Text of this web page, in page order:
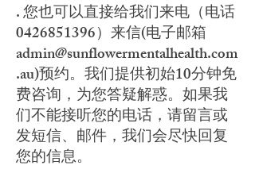
. 您也可以直接给我们来电（电话
0426851396）来信(电子邮箱
admin@sunflowermentalhealth.com
.au)预约。我们提供初始10分钟免
费咨询，为您答疑解惑。如果我
们不能接听您的电话，请留言或
发短信、邮件，我们会尽快回复
您的信息。